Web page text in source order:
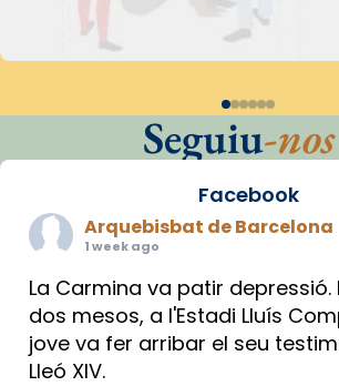
Seguiu-nos
Facebook
Arquebisbat de Barcelona
1 week ago
La Carmina va patir depressió.
dos mesos, a l'Estadi Lluís
jove va fer arribar el seu
Lleó XIV.